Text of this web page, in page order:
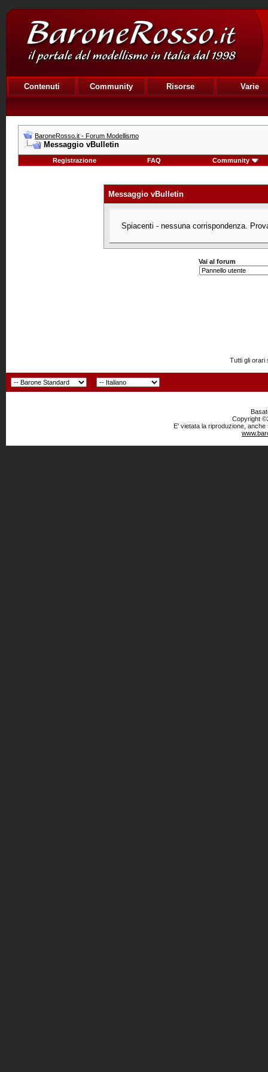
Contenuti Community Risorse Varie
BaroneRosso.it - Forum Modellismo
Messaggio vBulletin
Registrazione FAQ Community
Messaggio vBulletin
Spiacenti - nessuna corrispondenza.
Vai al forum
Tutti gli orari
Copyright
E' vietata la riproduzione,